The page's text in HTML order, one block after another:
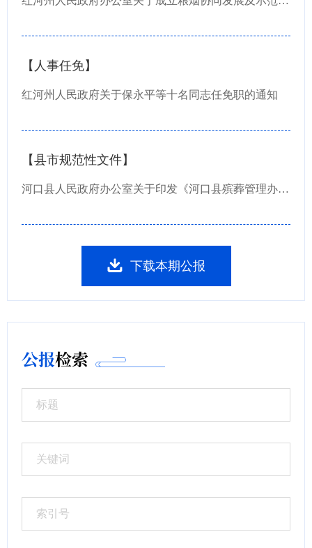
【人事任免】
红河州人民政府关于保永平等十名同志任免职的通知
【县市规范性文件】
河口县人民政府办公室关于印发《河口县殡葬管理办法（试行）》的通知
下载本期公报
公报检索